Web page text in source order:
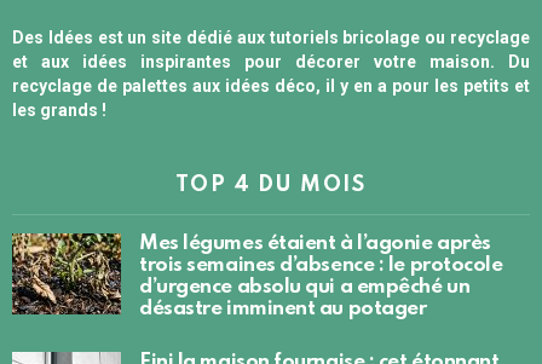
Des Idées est un site dédié aux tutoriels bricolage ou recyclage
et aux idées inspirantes pour décorer votre maison. Du
recyclage de palettes aux idées déco, il y en a pour les petits et
les grands !
TOP 4 DU MOIS
Mes légumes étaient à l’agonie après
trois semaines d’absence : le protocole
d’urgence absolu qui a empêché un
désastre imminent au potager